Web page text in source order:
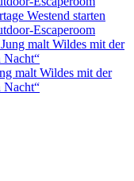
Westend starten
Escaperoom
malt Wildes mit der
Nacht“